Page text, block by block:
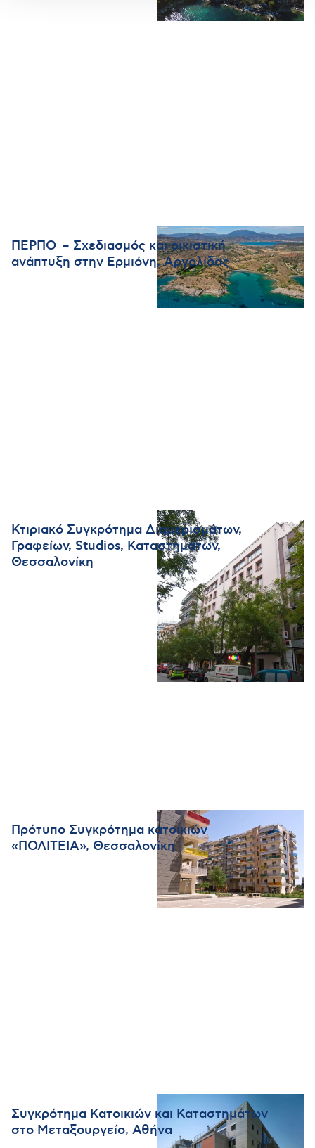
ΠΕΡΠΟ – Σχεδιασμός και οικιστική
ανάπτυξη στην Ερμιόνη, Αργολίδας
Κτιριακό Συγκρότημα Διαμερισμάτων,
Γραφείων, Studios, Καταστημάτων,
Θεσσαλονίκη
Πρότυπο Συγκρότημα κατοικιών
«ΠΟΛΙΤΕΙΑ», Θεσσαλονίκη
Συγκρότημα Κατοικιών και Καταστημάτων
στο Μεταξουργείο, Αθήνα